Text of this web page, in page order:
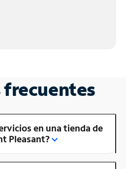
frecuentes
en una tienda de
Pleasant?